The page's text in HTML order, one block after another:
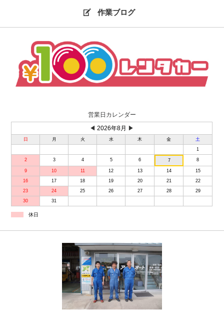
作業ブログ
営業日カレンダー
◀ 2026年8月 ▶
日 月 火 水 木 金
土
1
2 3 4 5 6 7 8
9 10 11 12 13 14
15
16
17 18 19 20 21
22
23
24 25 26 27 28
29
30
31
休日